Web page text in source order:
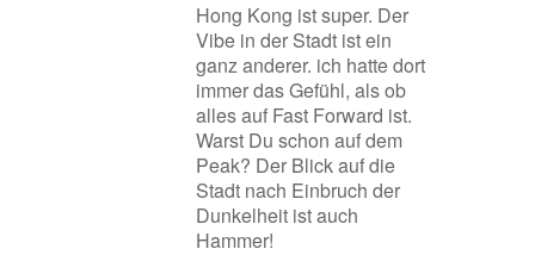
Hong Kong ist super. Der
Vibe in der Stadt ist ein
ganz anderer. ich hatte dort
immer das Gefühl, als ob
alles auf Fast Forward ist.
Warst Du schon auf dem
Peak? Der Blick auf die
Stadt nach Einbruch der
Dunkelheit ist auch
Hammer!